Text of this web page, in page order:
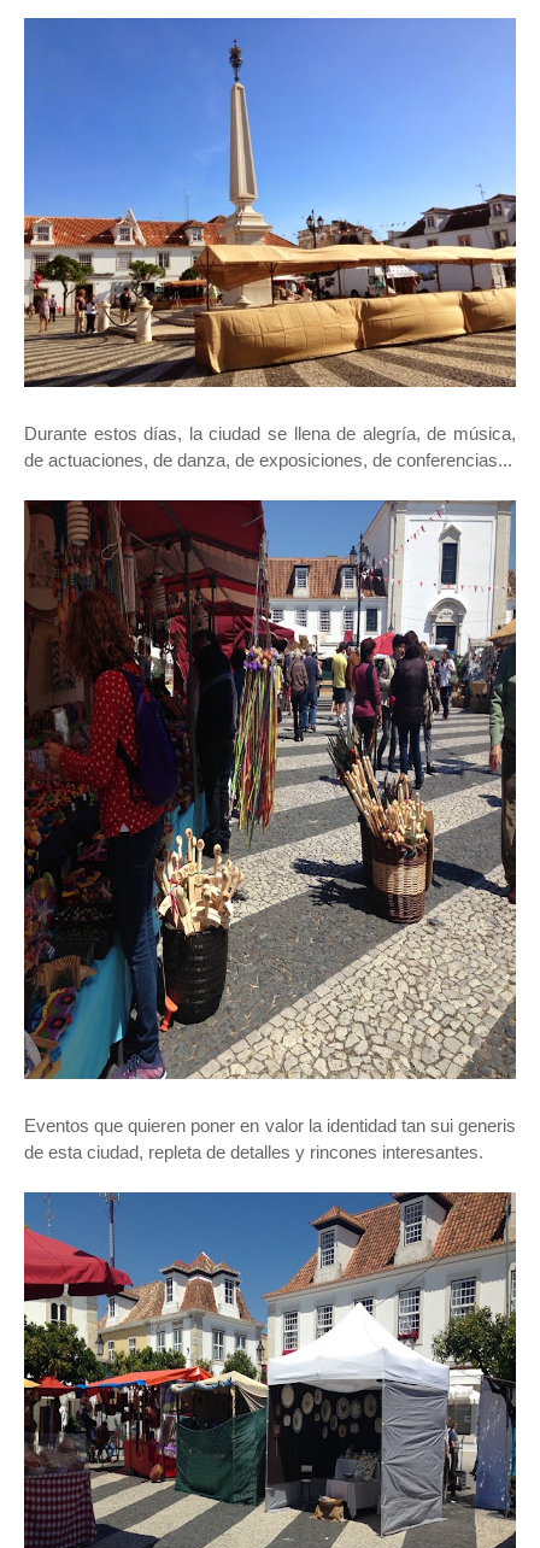
Durante estos días, la ciudad se llena de alegría, de música,
de actuaciones, de danza, de exposiciones, de conferencias...
Eventos que quieren poner en valor la identidad tan sui generis
de esta ciudad, repleta de detalles y rincones interesantes.